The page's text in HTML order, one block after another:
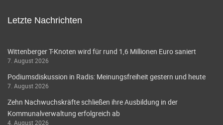
Letzte Nachrichten
Wittenberger T-Knoten wird für rund 1,6 Millionen Euro saniert
7. August 2026
Podiumsdiskussion in Radis: Meinungsfreiheit gestern und heute
7. August 2026
Zehn Nachwuchskräfte schließen ihre Ausbildung in der
Kommunalverwaltung erfolgreich ab
4. August 2026